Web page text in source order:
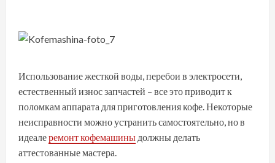
Использование жесткой воды, перебои в электросети,
естественный износ запчастей – все это приводит к
поломкам аппарата для приготовления кофе. Некоторые
неисправности можно устранить самостоятельно, но в
идеалеремонт кофемашины должны делать
аттестованные мастера.